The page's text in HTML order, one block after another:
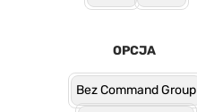
OPCJA
Bez Command Group